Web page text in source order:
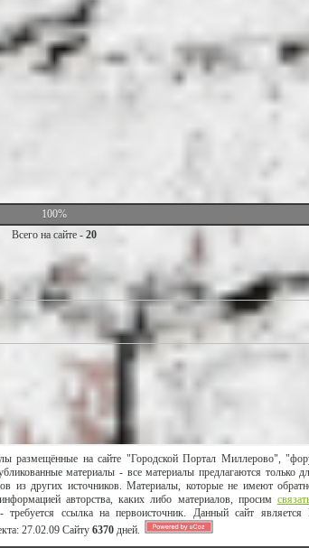
100%
Всего на сайте - 20
размещённые на сайте "Городской Портал Миллерово",
материалы - все материалы предлагаются только
из других источников. Материалы, которые не имеют
авторства, каких либо материалов, просим
ссылка на первоисточник. Данный сайт
27.02.09 Сайту 6370 дней.